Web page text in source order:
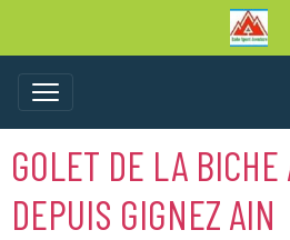
GOLET DE LA BICHE
DEPUIS GIGNEZ AIN